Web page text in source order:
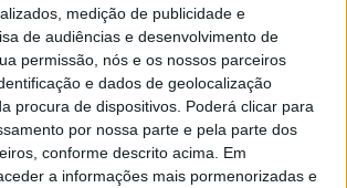
medição de publicidade e
de audiências e desenvolvimento de
permissão, nós e os nossos parceiros
e dados de geolocalização
procura de dispositivos. Poderá clicar para
por nossa parte e pela parte dos
conforme descrito acima. Em
a informações mais pormenorizadas e
o seu retrato num Van
Frida Kahlo com este